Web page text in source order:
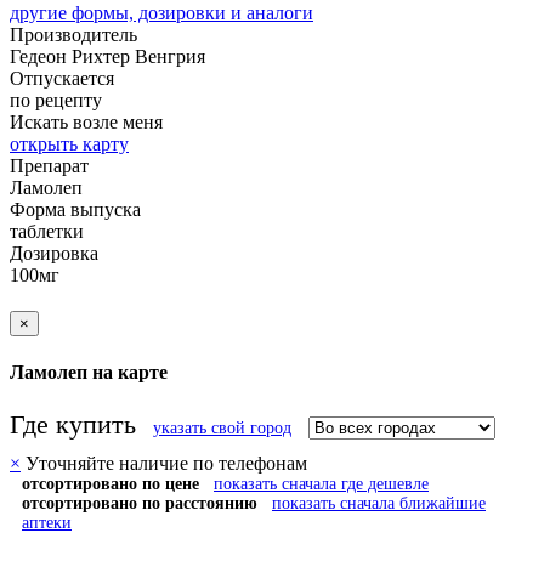
другие формы, дозировки и аналоги
Производитель
Гедеон Рихтер Венгрия
Отпускается
по рецепту
Искать возле меня
открыть карту
Препарат
Ламолеп
Форма выпуска
таблетки
Дозировка
100мг
×
Ламолеп на карте
Где купить указать свой город
× Уточняйте наличие по телефонам
отсортировано по цене
показать сначала где дешевле
отсортировано по расстоянию
показать сначала ближайшие
аптеки